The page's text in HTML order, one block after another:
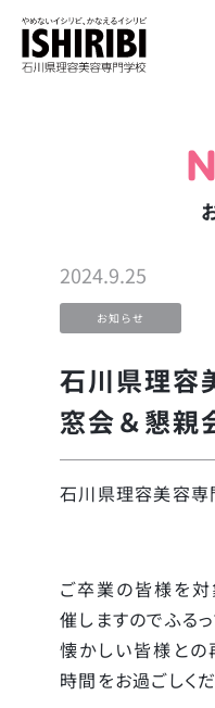
お知らせ
2024.9.25
石川県理容
窓会＆懇親
石川県理容美容
ご卒業の皆様を対
催しますのでふる
懐かしい皆様との
時間をお過ごしくだ